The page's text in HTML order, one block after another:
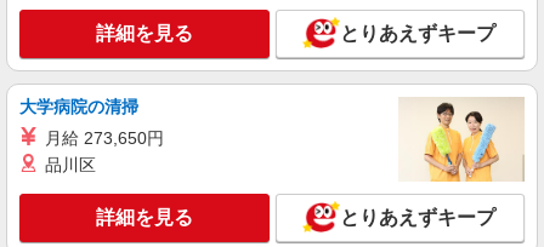
時給1500円 ◆前払い・日払い・週払いOK
京都府宇治市
キープ 詳細を見る
アルバイト
日研トータルソーシング株式会社 メディカルケア事業部/京都オフィ
未経験・無資格OKの介護スタッフ
詳細を見る とりあえずキープ
大学病院の清掃
月給 273,650円
品川区
詳細を見る とりあえずキープ